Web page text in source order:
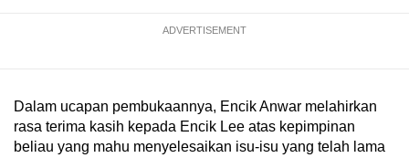
ADVERTISEMENT
Dalam ucapan pembukaannya, Encik Anwar melahirkan
rasa terima kasih kepada Encik Lee atas kepimpinan
beliau yang mahu menyelesaikan isu-isu yang telah lama